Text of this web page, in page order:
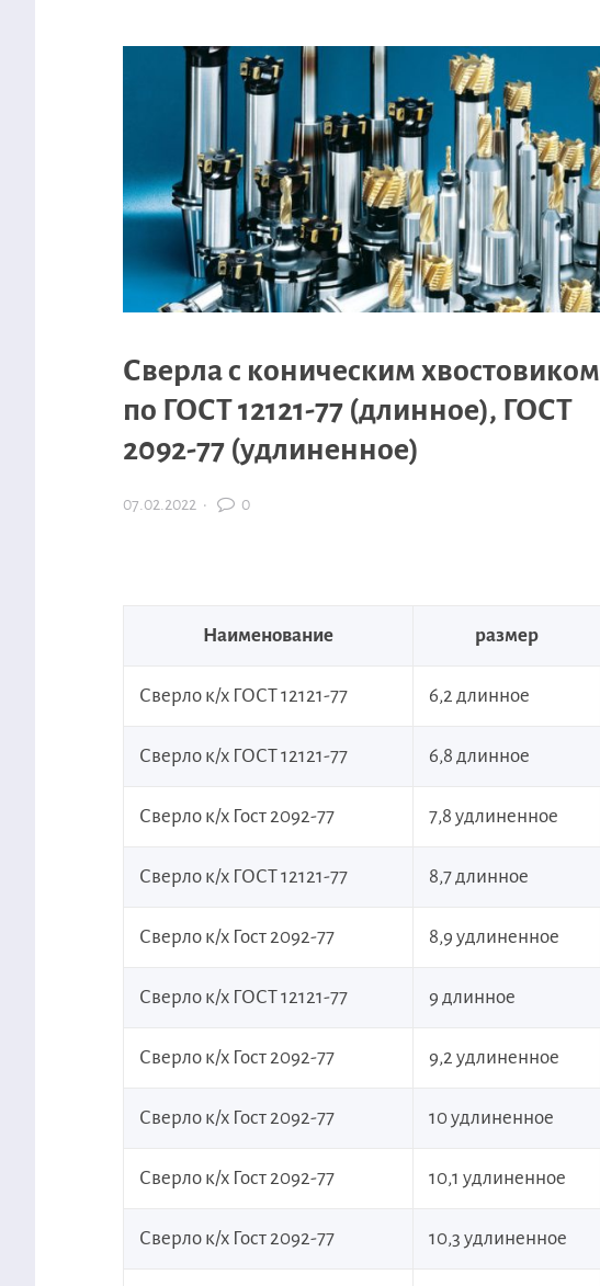
Сверла с коническим хвостовиком
по ГОСТ 12121-77 (длинное), ГОСТ
2092-77 (удлиненное)
07.02.2022 · 0
Наименование размер
Сверло к/х ГОСТ 12121-77 6,2 длинное
Сверло к/х ГОСТ 12121-77 6,8 длинное
Сверло к/х Гост 2092-77 7,8 удлиненное
Сверло к/х ГОСТ 12121-77 8,7 длинное
Сверло к/х Гост 2092-77 8,9 удлиненное
Сверло к/х ГОСТ 12121-77 9 длинное
Сверло к/х Гост 2092-77 9,2 удлиненное
Сверло к/х Гост 2092-77 10 удлиненное
Сверло к/х Гост 2092-77 10,1 удлиненное
Сверло к/х Гост 2092-77 10,3 удлиненное